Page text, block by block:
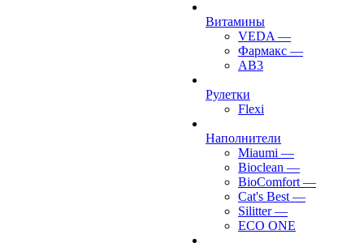
Витамины
VEDA —
Фармакс —
АВ3
Рулетки
Flexi
Наполнители
Miaumi —
Bioclean —
BioComfort —
Cat's Best —
Silitter —
ECO ONE